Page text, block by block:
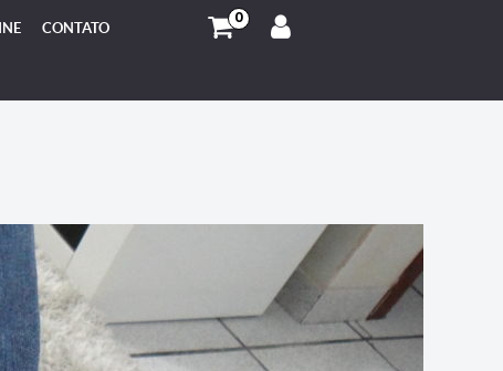
CONTATO 0